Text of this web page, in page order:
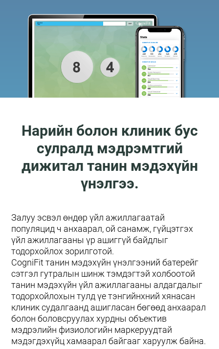
Нарийн болон клиник бус
сулралд мэдрэмтгий
дижитал танин мэдэхүйн
үнэлгээ.
Залуу эсвэл өндөр үйл ажиллагаатай
популяцид ч анхаарал, ой санамж, гүйцэтгэх
үйл ажиллагааны үр ашиггүй байдлыг
тодорхойлох зорилготой.
CogniFit танин мэдэхүйн үнэлгээний батерейг
сэтгэл гутралын шинж тэмдэгтэй холбоотой
танин мэдэхүйн үйл ажиллагааны алдагдалыг
тодорхойлохын тулд үе тэнгийнхний хянасан
клиник судалгаанд ашигласан бөгөөд анхаарал
болон боловсруулах хурдны объектив
мэдрэлийн физиологийн маркеруудтай
мэдэгдэхүйц хамаарал байгааг харуулж байна.